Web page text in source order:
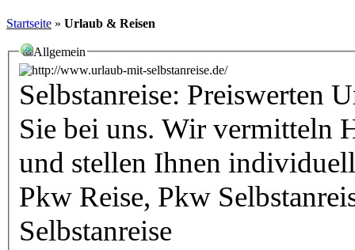
Startseite » Urlaub & Reisen
Allgemein
Selbstanreise: Preiswerten
Sie bei uns. Wir vermitteln
und stellen Ihnen
Pkw Reise, Pkw
Selbstanreise